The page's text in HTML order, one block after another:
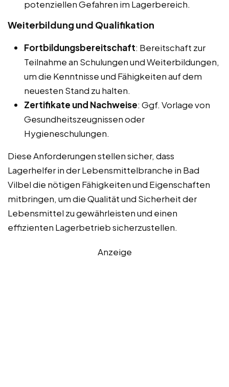
potenziellen Gefahren im Lagerbereich.
Weiterbildung und Qualifikation
Fortbildungsbereitschaft: Bereitschaft zur
Teilnahme an Schulungen und Weiterbildungen,
um die Kenntnisse und Fähigkeiten auf dem
neuesten Stand zu halten.
Zertifikate und Nachweise: Ggf. Vorlage von
Gesundheitszeugnissen oder
Hygieneschulungen.
Diese Anforderungen stellen sicher, dass
Lagerhelfer in der Lebensmittelbranche in Bad
Vilbel die nötigen Fähigkeiten und Eigenschaften
mitbringen, um die Qualität und Sicherheit der
Lebensmittel zu gewährleisten und einen
effizienten Lagerbetrieb sicherzustellen.
Anzeige